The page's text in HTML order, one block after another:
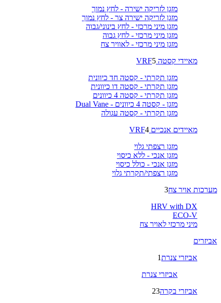
מזגן לזריקה ישירה - לחץ נמוך
מזגן לזריקה ישירה צר - לחץ נמוך
מזגן מיני מרכזי - לחץ בינוני/גבוה
מזגן מיני מרכזי - לחץ גבוה
מזגן מיני מרכזי - לאוויר צח
מאיידי קסטה VRF 5
מזגן תקרתי - קסטה חד כיוונית
מזגן תקרתי - קסטה דו כיוונית
מזגן תקרתי - קסטה 4 כיוונים
מזגן - קסטה 4 כיוונים - Dual Vane
מזגן תקרתי - קסטה עגולה
מאיידים אנכיים VRF 4
מזגן רצפתי גלוי
מזגן אנכי - ללא כיסוי
מזגן אנכי - כולל כיסוי
מזגן רצפתי/תקרתי גלוי
מערכות אויר צח3
HRV with DX
ECO-V
מיני מרכזי לאויר צח
אביזרים
אביזרי צנרת1
אביזרי צנרת
אביזרי בקרה23